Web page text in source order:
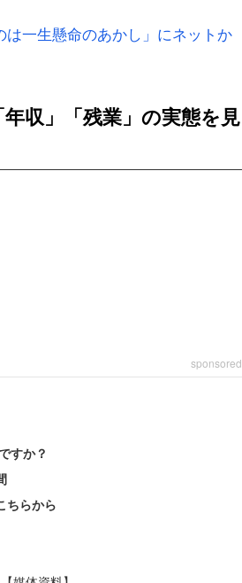
一生懸命のあかし」にネットか
収」「残業」 の実態を見
sponsored
すか？
ちらから